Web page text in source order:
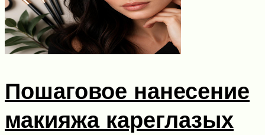
Пошаговое нанесение
макияжа кареглазых